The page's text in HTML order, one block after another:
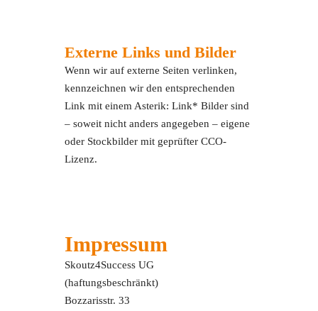
Externe Links und Bilder
Wenn wir auf externe Seiten verlinken,
kennzeichnen wir den entsprechenden
Link mit einem Asterik: Link* Bilder sind
– soweit nicht anders angegeben – eigene
oder Stockbilder mit geprüfter CCO-
Lizenz.
Impressum
Skoutz4Success UG
(haftungsbeschränkt)
Bozzarisstr. 33